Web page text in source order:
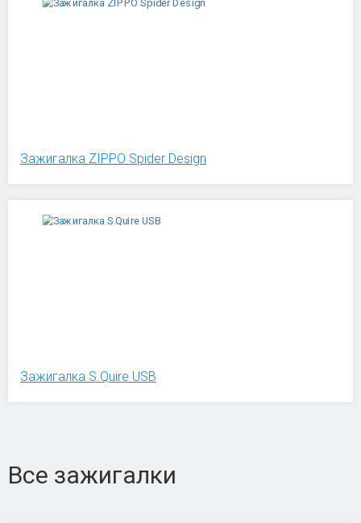
Зажигалка ZIPPO Spider Design
Зажигалка S.Quire USB
Все зажигалки